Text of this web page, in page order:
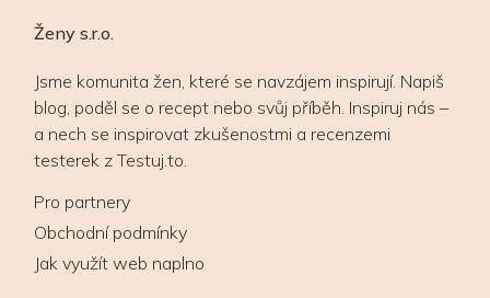
Ženy s.r.o.
Jsme komunita žen, které se navzájem inspirují. Napiš
blog, poděl se o recept nebo svůj příběh. Inspiruj nás –
a nech se inspirovat zkušenostmi a recenzemi
testerek z Testuj.to.
Pro partnery
Obchodní podmínky
Jak využít web naplno